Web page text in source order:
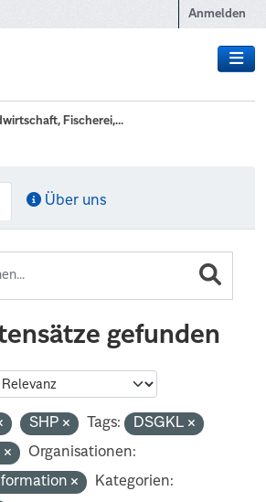
Anmelden
Fischerei,...
Über uns
gefunden
SHP Tags:
DSGKL
Organisationen:
Kategorien: